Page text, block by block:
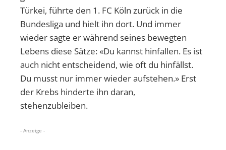
Türkei, führte den 1. FC Köln zurück in die
Bundesliga und hielt ihn dort. Und immer
wieder sagte er während seines bewegten
Lebens diese Sätze: «Du kannst hinfallen. Es ist
auch nicht entscheidend, wie oft du hinfällst.
Du musst nur immer wieder aufstehen.» Erst
der Krebs hinderte ihn daran,
stehenzubleiben.
- Anzeige -